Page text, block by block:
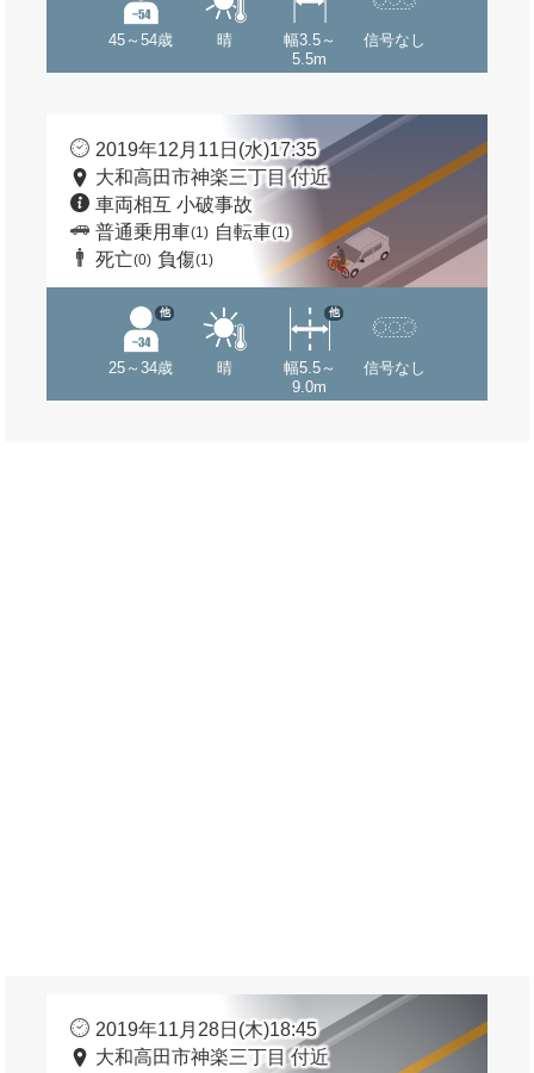
45～54歳 晴
幅3.5～
5.5m
信号なし
2019年12月11日(水)17:35
大和高田市神楽三丁目 付近
車両相互 小破事故
普通乗用車(1) 自転車(1)
死亡(0) 負傷(1)
25～34歳
他
晴
幅5.5～
9.0m
他
信号なし
2019年11月28日(木)18:45
大和高田市神楽三丁目 付近